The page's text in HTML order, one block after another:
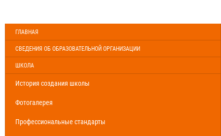
ГЛАВНАЯ
СВЕДЕНИЯ ОБ ОБРАЗОВАТЕЛЬНОЙ ОРГАНИЗАЦИИ
ШКОЛА
История создания школы
Фотогалерея
Профессиональные стандарты